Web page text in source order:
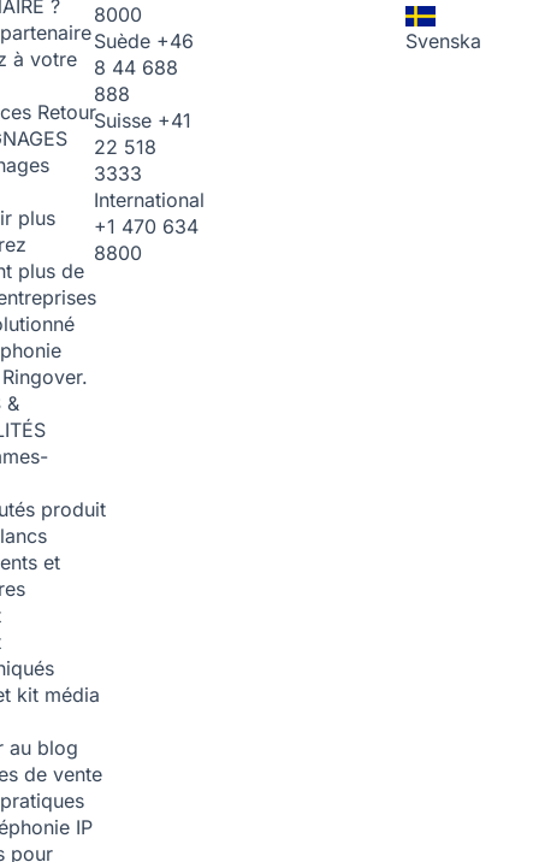
?
à votre
Retour
plus
plus de
&
produit
et
kit média
au blog
de vente
IP
pour
8000
Suède +46
8 44 688
888
Suisse +41
22 518
3333
International
+1 470 634
8800
Svenska